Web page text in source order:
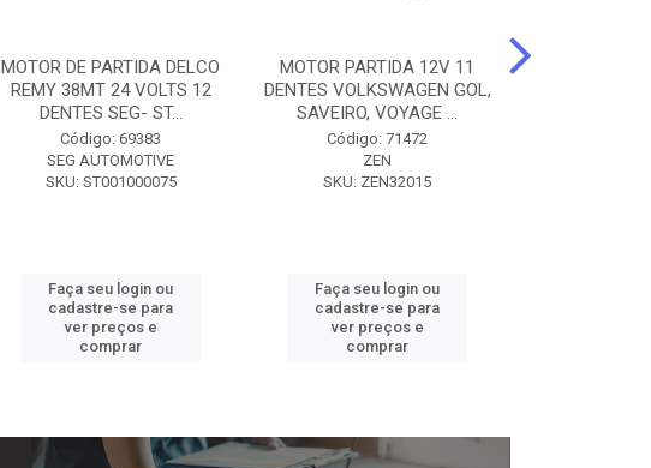
MOTOR DE PARTIDA DELCO
REMY 38MT 24 VOLTS 12
DENTES SEG- ST...
Código: 69383
SEG AUTOMOTIVE
SKU: ST001000075
Faça seu login ou
cadastre-se para
ver preços e
comprar
MOTOR PARTIDA 12V 11
DENTES VOLKSWAGEN GOL,
SAVEIRO, VOYAGE ...
Código: 71472
ZEN
SKU: ZEN32015
Faça seu login ou
cadastre-se para
ver preços e
comprar